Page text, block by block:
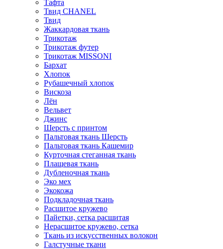
Тафта
Твид CHANEL
Твид
Жаккардовая ткань
Трикотаж
Трикотаж футер
Трикотаж MISSONI
Бархат
Хлопок
Рубашечный хлопок
Вискоза
Лён
Вельвет
Джинс
Шерсть с принтом
Пальтовая ткань Шерсть
Пальтовая ткань Кашемир
Курточная стеганная ткань
Плащевая ткань
Дубленочная ткань
Эко мех
Экокожа
Подкладочная ткань
Расшитое кружево
Пайетки, сетка расшитая
Нерасшитое кружево, сетка
Ткань из искусственных волокон
Галстучные ткани